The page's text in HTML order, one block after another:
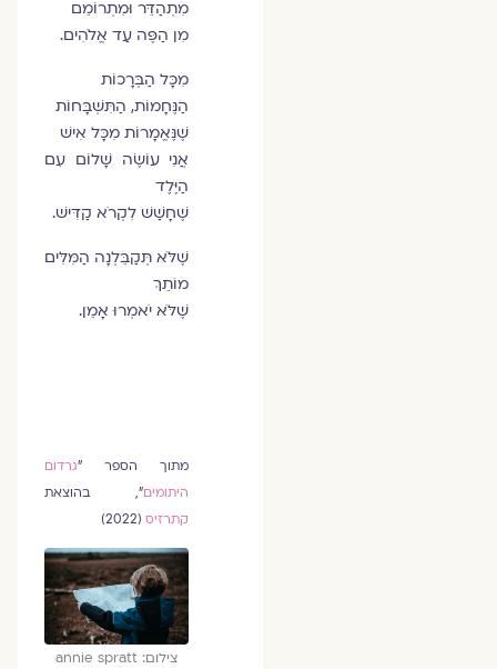
מִתְהַדֵּר וּמִתְרוֹמֵם
מִן הַפֶּה עַד אֱלֹהִים.
מִכָּל הַבְּרָכוֹת
הַנֶּחָמוֹת, הַתִּשְׁבָּחוֹת
שֶׁנֶּאֱמָרוֹת מִכָּל אִישׁ
אֲנִי עוֹשֶׂה שָׁלוֹם עִם
הַיֶּלֶד
שֶׁחָשַׁשׁ לִקְרֹא קַדִּישׁ.
שֶׁלֹּא תְּקַבֵּלְנָה הַמִּלִּים
מוֹתֵךְ
שֶׁלֹּא יֹאמְרוּ אָמֵן.
מתוך הספר "
גרדום
היתומים", בהוצאת
קתרזיס(2022)
צילום: annie spratt